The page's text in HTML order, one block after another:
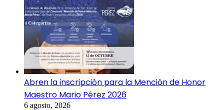
Abren la inscripción para la Mención de Honor
Maestro Mario Pérez 2026
6 agosto, 2026